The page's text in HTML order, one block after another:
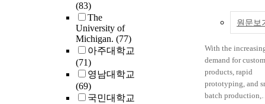
(83)
The
University of
Michigan. (77)
아주대학교
(71)
영남대학교
(69)
국민대학교
원문보
With the
demand for
products, rapid
prototyping, and
batch production,